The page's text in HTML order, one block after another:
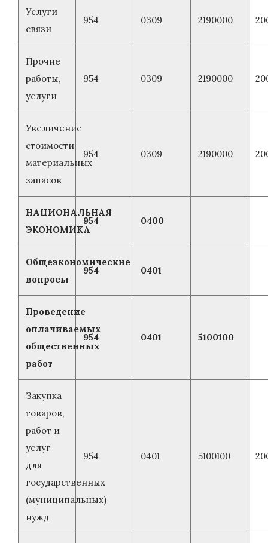
Услуги
связи
954 0309 2190000
Прочие
работы,
услуги
954 0309 2190000
Увеличение
стоимости
материальных
запасов
954 0309 2190000
НАЦИОНАЛЬНАЯ
ЭКОНОМИКА
954 0400
Общеэкономические
вопросы
954 0401
Проведение
оплачиваемых
общественных
работ
954 0401 5100100
Закупка
товаров,
работ и
услуг
для
государственных
(муниципальных)
нужд
954 0401 5100100